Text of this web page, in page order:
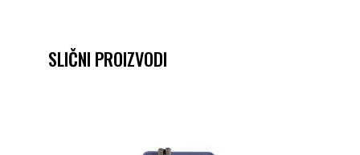
SLIČNI PROIZVODI